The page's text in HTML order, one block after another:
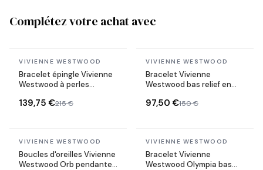
Complétez votre achat avec
En stock
VIVIENNE WESTWOOD
Bracelet épingle Vivienne
Westwood à perles
139,75 €215 €
En stock
VIVIENNE WESTWOOD
Bracelet Vivienne
Westwood bas relief en
97,50 €150 €
En stock
VIVIENNE WESTWOOD
Boucles d'oreilles Vivienne
Westwood Orb pendantes
En stock
VIVIENNE WESTWOOD
Bracelet Vivienne
Westwood Olympia bas